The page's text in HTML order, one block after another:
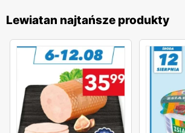
Lewiatan najtańsze produkty